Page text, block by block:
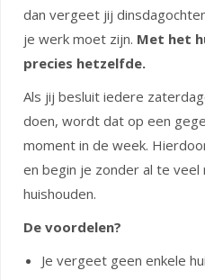
dan vergeet jij
je werk moet zijn. Met het
precies hetzelfde.
Als jij besluit iedere
doen, wordt dat op een
moment in de week.
en begin je zonder al te veel
huishouden.
De voordelen?
Je vergeet geen enkele